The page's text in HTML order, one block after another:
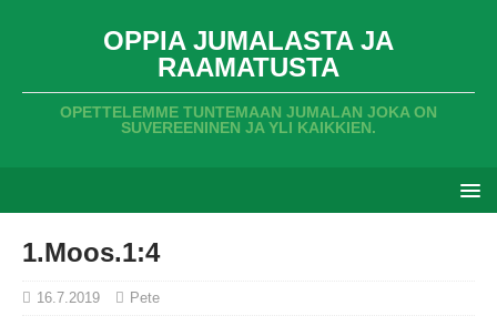
OPPIA JUMALASTA JA
RAAMATUSTA
OPETTELEMME TUNTEMAAN JUMALAN JOKA ON
SUVEREENINEN JA YLI KAIKKIEN.
1.Moos.1:4
16.7.2019 Pete